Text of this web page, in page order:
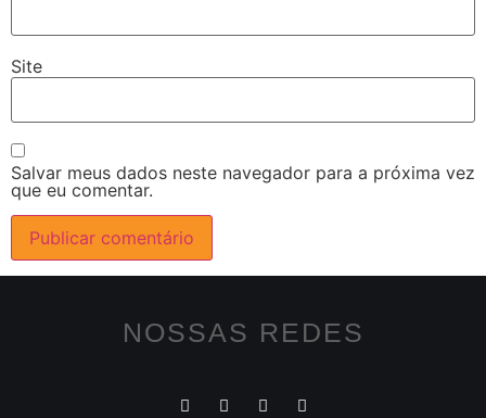
Site
Salvar meus dados neste navegador para a próxima vez
que eu comentar.
NOSSAS REDES